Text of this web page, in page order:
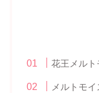
花王メル
メルトモ